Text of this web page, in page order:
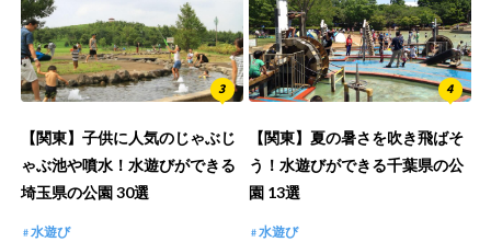
【関東】子供に人気のじゃぶじ
ゃぶ池や噴水！水遊びができる
埼玉県の公園 30選
水遊び
【関東】夏の暑さを吹き飛ばそ
う！水遊びができる千葉県の公
園 13選
水遊び